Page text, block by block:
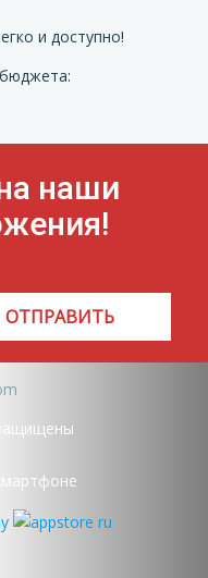
и доступно!
наши
ОТПРАВИТЬ